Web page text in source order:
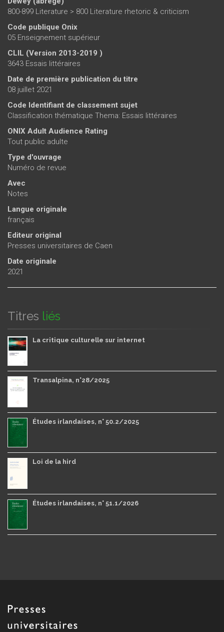
800-899 Literature > 800 Literature rhetoric & criticism
Code publique Onix
05 Enseignement supérieur
CLIL (Version 2013-2019 )
3643 Essais littéraires
Date de première publication du titre
08 juillet 2021
Code Identifiant de classement sujet
Classification thématique Thema: Essais littéraires
ONIX Adult Audience Rating
Tout public adulte
Type d'ouvrage
Numéro de revue
Avec
Notes
Langue originale
français
Editeur original
Presses universitaires de Caen
Date originale
2021
Titres liés
La critique culturelle sur internet
Transalpina, n°28/2025
Études irlandaises, n° 50.2/2025
Loi de la hird
Études irlandaises, n° 51.1/2026